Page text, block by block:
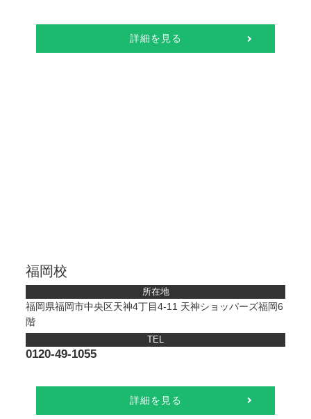
詳細を見る
福岡校
所在地
福岡県福岡市中央区天神4丁目4-11 天神ショッパーズ福岡6
階
TEL
0120-49-1055
詳細を見る